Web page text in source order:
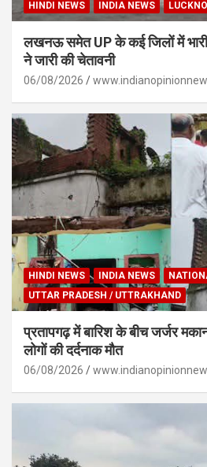
HINDI NEWS INDIA NEWS
लखनऊ समेत UP के कई जिलों में भारी
ने जारी की चेतावनी
06/08/2026
HINDI NEWS INDIA NEWS
UTTAR PRADESH / UTTRAKHAND
प्रतापगढ़ में बारिश के बीच जर्जर
लोगों की दर्दनाक मौत
06/08/2026